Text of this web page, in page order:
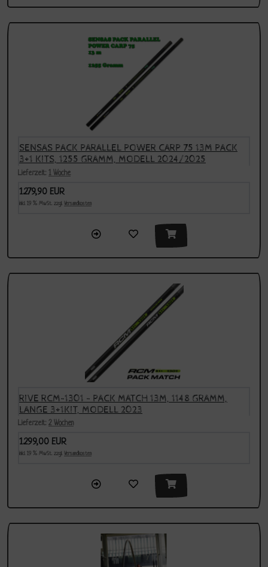
SENSAS PACK PARALLEL POWER CARP 75 13M PACK
3+1 KITS, 1255 GRAMM, MODELL 2024/2025
Lieferzeit: 1 Woche
1.279,90 EUR
inkl. 19 % MwSt. zzgl. Versandkosten
RIVE RCM-1301 - PACK MATCH 13M, 1148 GRAMM,
LANGE 3+1KIT, MODELL 2023
Lieferzeit: 2 Wochen
1.299,00 EUR
inkl. 19 % MwSt. zzgl. Versandkosten